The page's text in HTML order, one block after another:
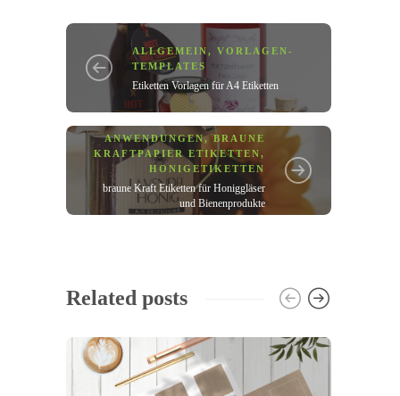
ALLGEMEIN,VORLAGEN-
TEMPLATES
Etiketten Vorlagen für A4 Etiketten
ANWENDUNGEN,BRAUNE
KRAFTPAPIER ETIKETTEN,
HONIGETIKETTEN
braune Kraft Etiketten für Honiggläser
und Bienenprodukte
Related posts